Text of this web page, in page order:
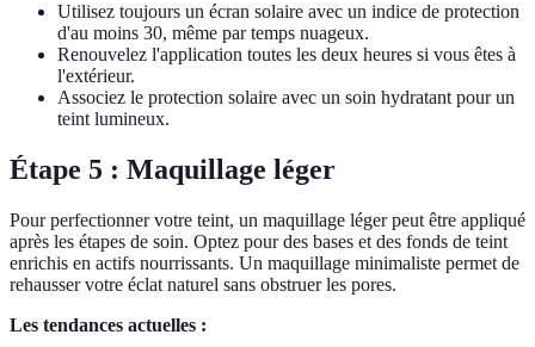
Utilisez toujours un écran solaire avec un indice de protection
d'au moins 30, même par temps nuageux.
Renouvelez l'application toutes les deux heures si vous êtes à
l'extérieur.
Associez le protection solaire avec un soin hydratant pour un
teint lumineux.
Étape 5 : Maquillage léger
Pour perfectionner votre teint, un maquillage léger peut être appliqué
après les étapes de soin. Optez pour des bases et des fonds de teint
enrichis en actifs nourrissants. Un maquillage minimaliste permet de
rehausser votre éclat naturel sans obstruer les pores.
Les tendances actuelles :